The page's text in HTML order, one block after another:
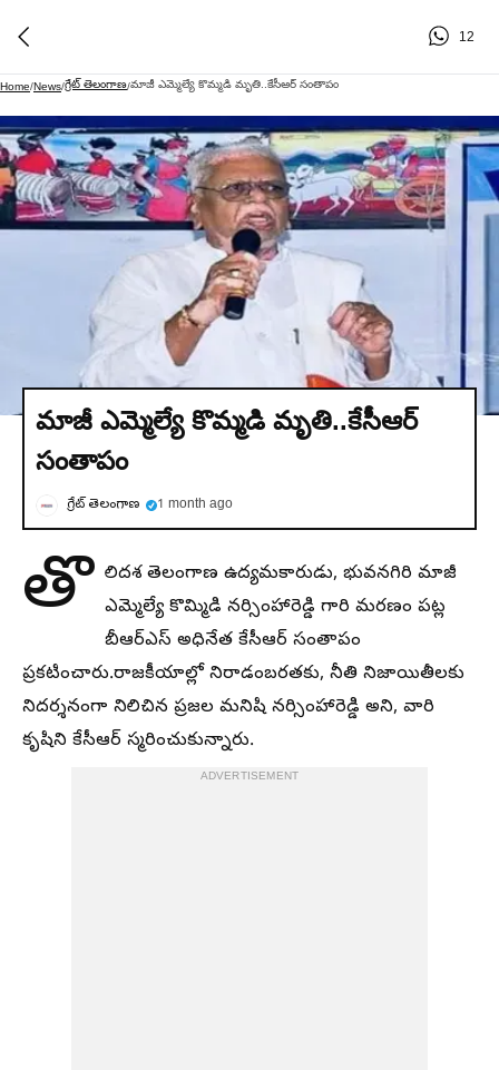
12
Home/News/గ్రేట్ తెలంగాణ/మాజీ ఎమ్మెల్యే కొమ్మడి మృతి..కేసీఆర్ సంతాపం
మాజీ ఎమ్మెల్యే కొమ్మడి మృతి..కేసీఆర్
సంతాపం
గ్రేట్ తెలంగాణ 1 month ago
తొ లిదశ తెలంగాణ ఉద్యమకారుడు, భువనగిరి మాజీ
ఎమ్మెల్యే కొమ్మిడి నర్సింహారెడ్డి గారి మరణం పట్ల
బీఆర్ఎస్ అధినేత కేసీఆర్ సంతాపం
ప్రకటించారు.రాజకీయాల్లో నిరాడంబరతకు, నీతి నిజాయితీలకు
నిదర్శనంగా నిలిచిన ప్రజల మనిషి నర్సింహారెడ్డి అని, వారి
కృషిని కేసీఆర్ స్మరించుకున్నారు.
ADVERTISEMENT